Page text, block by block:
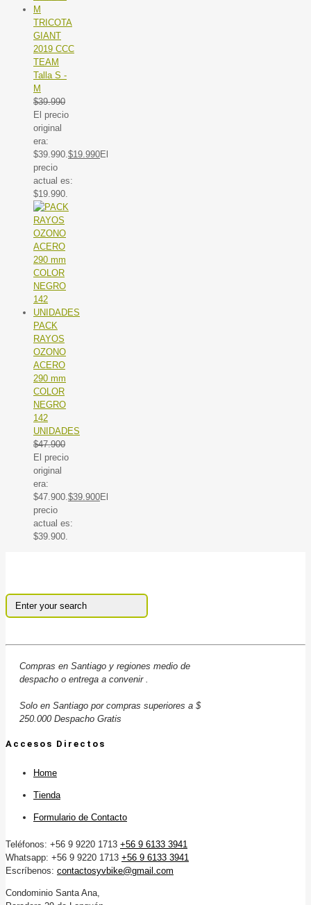
TRICOTA
GIANT
2019 CCC
TEAM
Talla S -
M
$39.990
El precio
original
era:
$39.990. $19.990El
precio
actual es:
$19.990.
PACK
RAYOS
OZONO
ACERO
290 mm
COLOR
NEGRO
142
UNIDADES
$47.900
El precio
original
era:
$47.900. $39.900El
precio
actual es:
$39.900.
Compras en Santiago y regiones medio de
despacho o entrega a convenir .
Solo en Santiago por compras superiores a $
250.000 Despacho Gratis
Accesos Directos
Home
Tienda
Formulario de Contacto
Teléfonos: +56 9 9220 1713 +56 9 6133 3941
Whatsapp: +56 9 9220 1713 +56 9 6133 3941
Escríbenos: contactosyvbike@gmail.com
Condominio Santa Ana,